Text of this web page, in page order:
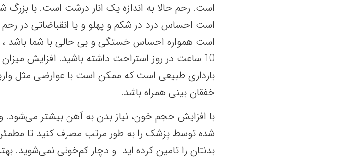
است. رحم حالا به اندازه یک انار درشت است. با
است احساس درد در شکم و پهلو و یا انقباضاتی در
10 ساعت در روز استراحت داشته باشید. افزایش
بارداری طبیعی است که ممکن است با عوارضی مثل
خفقان بینی همراه باشد.
با افزایش حجم خون، نیاز بدن به آهن بیشتر می‌شود.
شده توسط پزشک را به‌ طور مرتب مصرف کنید تا
بدنتان را تامین کرده اید و دچار کم‌خونی نمی‌شوید.